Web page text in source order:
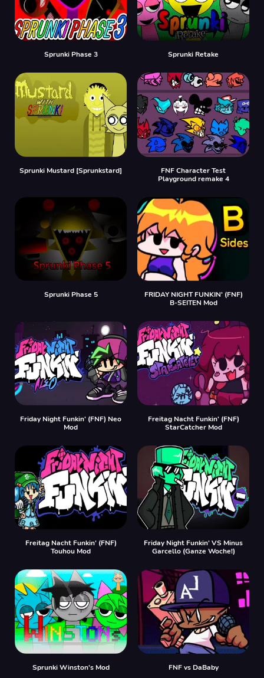
Sprunki Phase 3 Sprunki Retake
Sprunki Mustard [Sprunkstard]
FNF Character Test
Playground remake 4
Sprunki Phase 5
FRIDAY NIGHT FUNKIN' (FNF)
B-SEITEN Mod
Friday Night Funkin' (FNF) Neo
Mod
Freitag Nacht Funkin' (FNF)
StarCatcher Mod
Freitag Nacht Funkin' (FNF)
Touhou Mod
Friday Night Funkin' VS Minus
Garcello (Ganze Woche!)
Sprunki Winston's Mod FNF vs DaBaby